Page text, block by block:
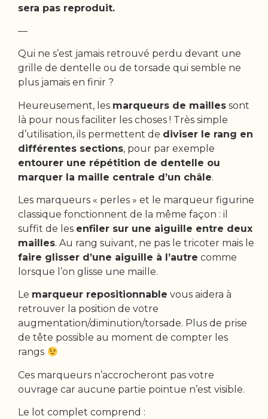
sera pas reproduit.
—
Qui ne s’est jamais retrouvé perdu devant une
grille de dentelle ou de torsade qui semble ne
plus jamais en finir ?
Heureusement, les marqueurs de mailles sont
là pour nous faciliter les choses ! Très simple
d’utilisation, ils permettent de diviser le rang en
différentes sections, pour par exemple
entourer une répétition de dentelle ou
marquer la maille centrale d’un châle.
Les marqueurs « perles » et le marqueur figurine
classique fonctionnent de la même façon : il
suffit de les enfiler sur une aiguille entre deux
mailles. Au rang suivant, ne pas le tricoter mais le
faire glisser d’une aiguille à l’autre comme
lorsque l’on glisse une maille.
Le marqueur repositionnable vous aidera à
retrouver la position de votre
augmentation/diminution/torsade. Plus de prise
de tête possible au moment de compter les
rangs
Ces marqueurs n’accrocheront pas votre
ouvrage car aucune partie pointue n’est visible.
Le lot complet comprend :